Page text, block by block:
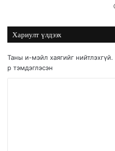
Хариулт үлдээх
Таны и-мэйл хаягийг нийтлэхгүй.
р тэмдэглэсэн